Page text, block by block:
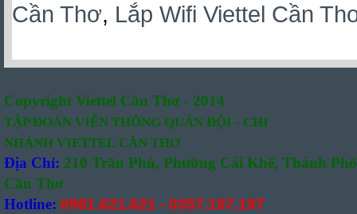
Cần Thơ, Lắp Wifi Viettel Cần
Copyright Viettel Cần Thơ - 2014
TẬP ĐOÀN VIỄN THÔNG QUÂN ĐỘI - CHI
NHÁNH VIETTEL CẦN THƠ
Địa Chỉ: 210 Trần Phú, Phường Cái Khế, Thành Phố
Cần Thơ
Hotline: 0981.621.621 - 0357.197.197